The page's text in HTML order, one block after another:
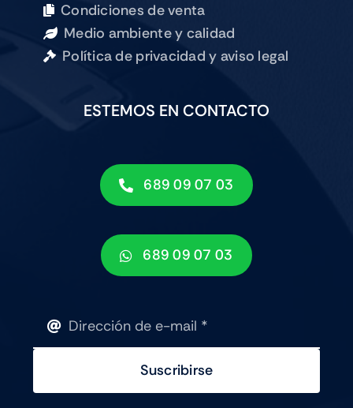
Condiciones de venta
Medio ambiente y calidad
Política de privacidad y aviso legal
ESTEMOS EN CONTACTO
689 09 07 03
689 09 07 03
Suscribirse